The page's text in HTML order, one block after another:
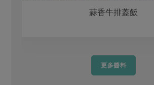
蒜香牛排蓋飯
更多醬料